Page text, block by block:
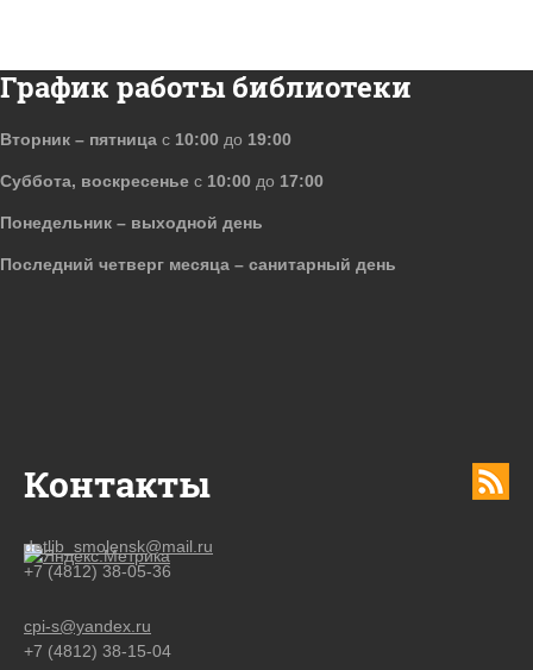
Контакты
detlib_smolensk@mail.ru
+7 (4812) 38-05-36
cpi-s@yandex.ru
+7 (4812) 38-15-04
График работы библиотеки
Вторник – пятница с 10:00 до 19:00
Суббота, воскресенье с 10:00 до 17:00
Понедельник – выходной день
Последний четверг месяца – санитарный день